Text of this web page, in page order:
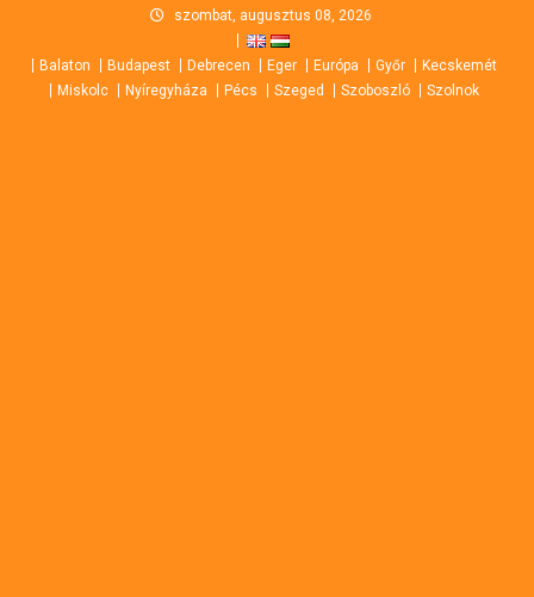
content
szombat, augusztus 08, 2026
Balaton Budapest Debrecen Eger Európa Győr
Kecskemét
Miskolc
Nyíregyháza Pécs Szeged Szoboszló Szolnok